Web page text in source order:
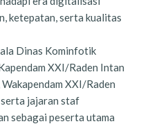
ketepatan, serta kualitas
Dinas Kominfotik
XXI/Raden Intan
XXI/Raden
jajaran staf
sebagai peserta utama